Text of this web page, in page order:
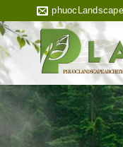
qua
nội
dung